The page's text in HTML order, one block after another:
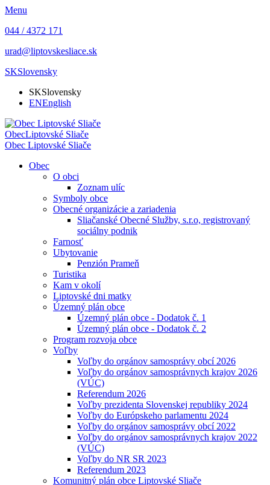
Menu
044 / 4372 171
urad@liptovskesliace.sk
SKSlovensky
SKSlovensky
ENEnglish
ObecLiptovské Sliače
Obec Liptovské Sliače
Obec
O obci
Zoznam ulíc
Symboly obce
Obecné organizácie a zariadenia
Sliačanské Obecné Služby, s.r.o, registrovaný
sociálny podnik
Farnosť
Ubytovanie
Penzión Prameň
Turistika
Kam v okolí
Liptovské dni matky
Územný plán obce
Územný plán obce - Dodatok č. 1
Územný plán obce - Dodatok č. 2
Program rozvoja obce
Voľby
Voľby do orgánov samosprávy obcí 2026
Voľby do orgánov samosprávnych krajov 2026
(VÚC)
Referendum 2026
Voľby prezidenta Slovenskej republiky 2024
Voľby do Európskeho parlamentu 2024
Voľby do orgánov samosprávy obcí 2022
Voľby do orgánov samosprávnych krajov 2022
(VÚC)
Voľby do NR SR 2023
Referendum 2023
Komunitný plán obce Liptovské Sliače